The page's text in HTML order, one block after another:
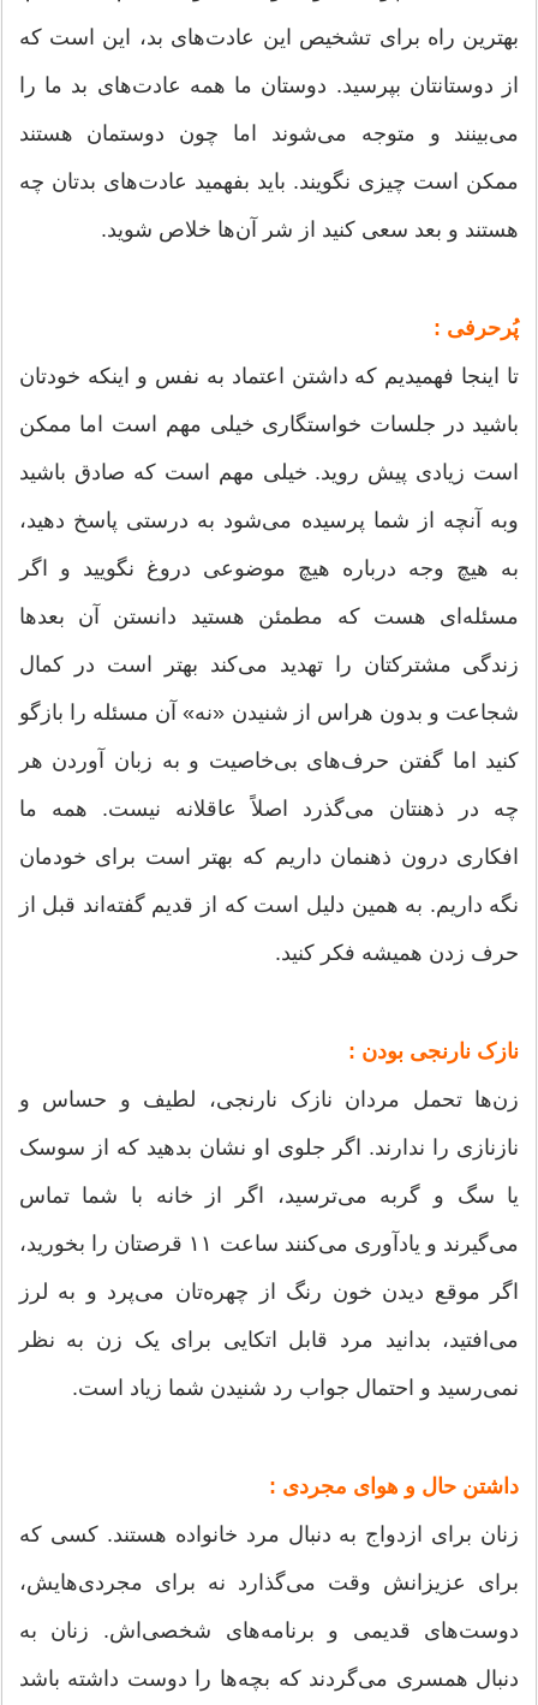
بهترین راه برای تشخیص این عادت‌های بد، این است که
از دوستانتان بپرسید. دوستان ما همه عادت‌های بد ما را
می‌بینند و متوجه می‌شوند اما چون دوستمان هستند
ممکن است چیزی نگویند. باید بفهمید عادت‌های بدتان چه
هستند و بعد سعی کنید از شر آن‌ها خلاص شوید.
پُرحرفی :
تا اینجا فهمیدیم که داشتن اعتماد به نفس و اینکه خودتان
باشید در جلسات خواستگاری خیلی مهم است اما ممکن
است زیادی پیش روید. خیلی مهم است که صادق باشید
وبه آنچه از شما پرسیده می‌شود به درستی پاسخ دهید،
به هیچ وجه درباره هیچ موضوعی دروغ نگویید و اگر
مسئله‌ای هست که مطمئن هستید دانستن آن بعد‌ها
زندگی مشترکتان را تهدید می‌کند بهتر است در کمال
شجاعت و بدون هراس از شنیدن «نه» آن مسئله را بازگو
کنید اما گفتن حرف‌های بی‌خاصیت و به زبان آوردن هر
چه در ذهنتان می‌گذرد اصلاً عاقلانه نیست. همه ما
افکاری درون ذهنمان داریم که بهتر است برای خودمان
نگه داریم. به همین دلیل است که از قدیم گفته‌اند قبل از
حرف زدن همیشه فکر کنید.
نازک نارنجی بودن :
زن‌ها تحمل مردان نازک نارنجی، لطیف و حساس و
نازنازی را ندارند. اگر جلوی او نشان بدهید که از سوسک
یا سگ و گربه می‌ترسید، اگر از خانه با شما تماس
می‌گیرند و یادآوری می‌کنند ساعت ۱۱ قرصتان را بخورید،
اگر موقع دیدن خون رنگ از چهره‌تان می‌پرد و به لرز
می‌افتید، بدانید مرد قابل اتکایی برای یک زن به نظر
نمی‌رسید و احتمال جواب رد شنیدن شما زیاد است.
داشتن حال و هوای مجردی :
زنان برای ازدواج به دنبال مرد خانواده هستند. کسی که
برای عزیزانش وقت می‌گذارد نه برای مجردی‌هایش،
دوست‌های قدیمی و برنامه‌های شخصی‌اش. زنان به
دنبال همسری می‌گردند که بچه‌ها را دوست داشته باشد